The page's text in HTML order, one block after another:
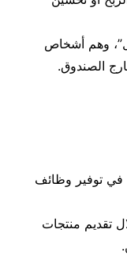
وهم أشخاص
الصندوق.
في توفير وظائف
تقديم منتجات